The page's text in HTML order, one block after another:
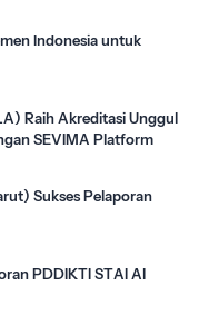
Indonesia untuk
Raih Akreditasi Unggul
SEVIMA Platform
Sukses Pelaporan
PDDIKTI STAI Al